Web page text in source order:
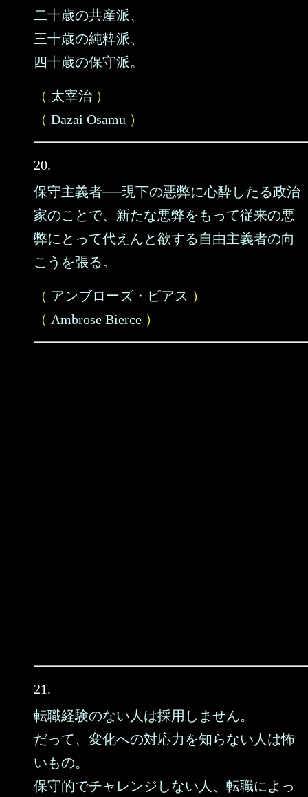
二十歳の共産派、
三十歳の純粋派、
四十歳の保守派。
（ 太宰治 ）
（ Dazai Osamu ）
20.
保守主義者──現下の悪弊に心酔したる政治
家のことで、新たな悪弊をもって従来の悪
弊にとって代えんと欲する自由主義者の向
こうを張る。
（ アンブローズ・ビアス ）
（ Ambrose Bierce ）
21.
転職経験のない人は採用しません。
だって、変化への対応力を知らない人は怖
いもの。
保守的でチャレンジしない人、転職によっ